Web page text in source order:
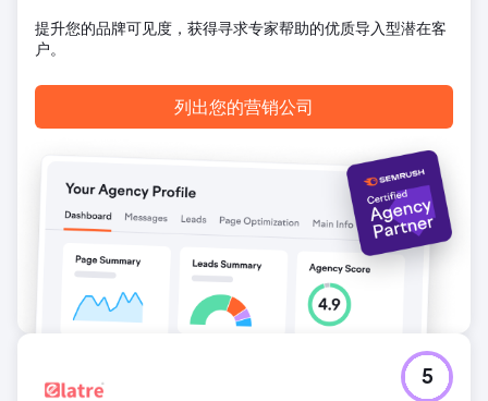
提升您的品牌可见度，获得寻求专家帮助的优质导入型潜在客
户。
列出您的营销公司
5